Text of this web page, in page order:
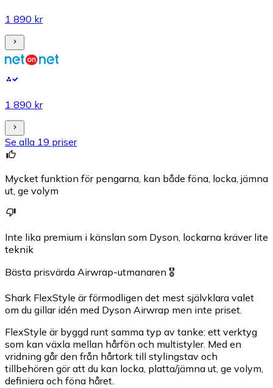
1 890 kr
1 890 kr
Se alla 19 priser
Mycket funktion för pengarna, kan både föna, locka, jämna
ut, ge volym
Inte lika premium i känslan som Dyson, lockarna kräver lite
teknik
Bästa prisvärda Airwrap-utmanaren 🎖️
Shark FlexStyle är förmodligen det mest självklara valet
om du gillar idén med Dyson Airwrap men inte priset.
FlexStyle är byggd runt samma typ av tanke: ett verktyg
som kan växla mellan hårfön och multistyler. Med en
vridning går den från hårtork till stylingstav och
tillbehören gör att du kan locka, platta/jämna ut, ge volym,
definiera och föna håret.